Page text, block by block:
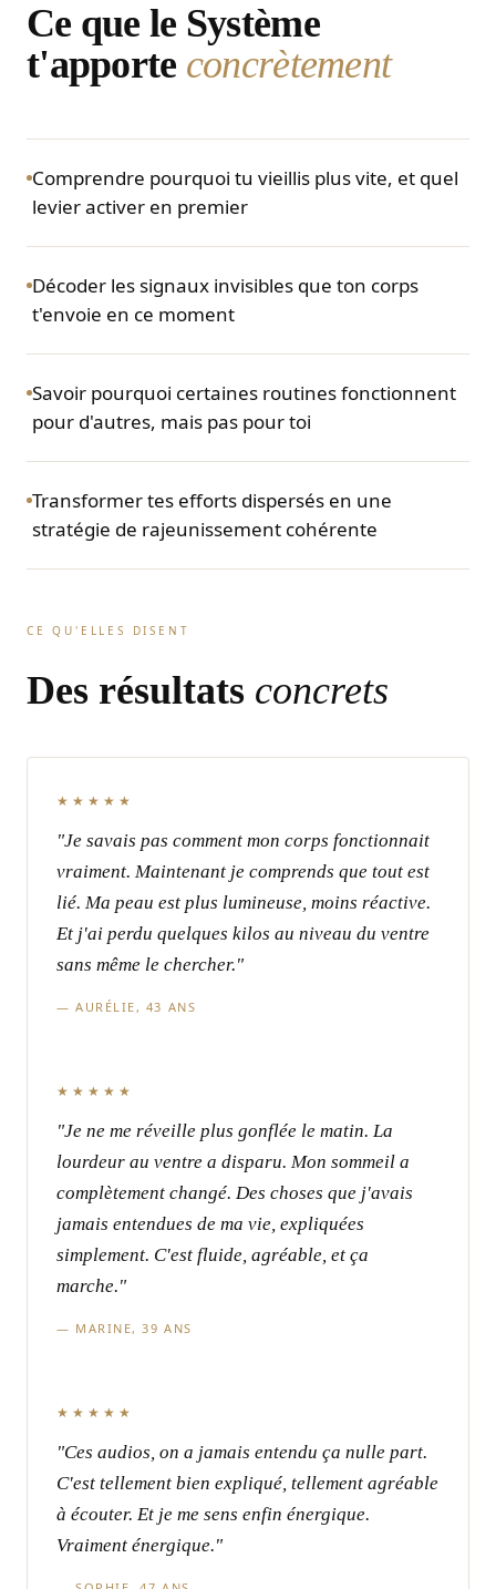
Ce que le Système
t'apporte concrètement
Comprendre pourquoi tu vieillis plus vite, et quel
levier activer en premier
Décoder les signaux invisibles que ton corps
t'envoie en ce moment
Savoir pourquoi certaines routines fonctionnent
pour d'autres, mais pas pour toi
Transformer tes efforts dispersés en une
stratégie de rajeunissement cohérente
CE QU'ELLES DISENT
Des résultats concrets
★★★★★
"Je savais pas comment mon corps fonctionnait
vraiment. Maintenant je comprends que tout est
lié. Ma peau est plus lumineuse, moins réactive.
Et j'ai perdu quelques kilos au niveau du ventre
sans même le chercher."
— AURÉLIE, 43 ANS
★★★★★
"Je ne me réveille plus gonflée le matin. La
lourdeur au ventre a disparu. Mon sommeil a
complètement changé. Des choses que j'avais
jamais entendues de ma vie, expliquées
simplement. C'est fluide, agréable, et ça
marche."
— MARINE, 39 ANS
★★★★★
"Ces audios, on a jamais entendu ça nulle part.
C'est tellement bien expliqué, tellement agréable
à écouter. Et je me sens enfin énergique.
Vraiment énergique."